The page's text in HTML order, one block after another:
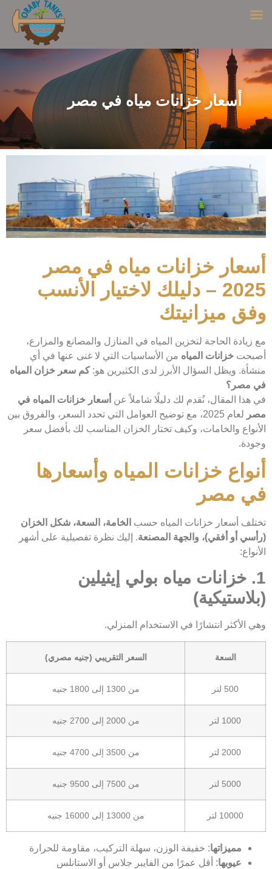
أسعار خزانات مياه في مصر
أسعار خزانات مياه في مصر
2025 – دليلك لاختيار الأنسب
وفق ميزانيتك
مع زيادة الحاجة لتخزين المياه في المنازل والمصانع والمزارع،
أصبحت خزانات المياه من الأساسيات التي لا غنى عنها في أي
منشأة. ويظل السؤال الأبرز لدى الكثيرين هو:كم سعر خزان المياه
في مصر؟
في هذا المقال، نُقدم لك دليلًا شاملاً عن أسعار خزانات المياه في
مصر
لعام 2025، مع توضيح العوامل التي تحدد السعر، والفروق بين
الأنواع والخامات، وكيف تختار الخزان المناسب لك بأفضل سعر
وجودة.
أنواع خزانات المياه وأسعارها
في مصر
تختلف أسعار خزانات المياه حسب الخامة، السعة، شكل الخزان
(رأسي أو أفقي)، والجهة المصنعة. إليك نظرة تفصيلية على أشهر
الأنواع:
1. خزانات مياه بولي إيثيلين
(بلاستيكية)
وهي الأكثر انتشارًا في الاستخدام المنزلي.
السعة السعر التقريبي (جنيه مصري)
500 لتر من 1300 إلى 1800 جنيه
1000 لتر من 2000 إلى 2700 جنيه
2000 لتر من 3500 إلى 4700 جنيه
5000 لتر من 7500 إلى 9500 جنيه
10000 لتر من 13000 إلى 16000 جنيه
مميزاتها: خفيفة الوزن، سهلة التركيب، مقاومة للحرارة
عيوبها: أقل عمرًا من الفايبر جلاس أو الاستانلس